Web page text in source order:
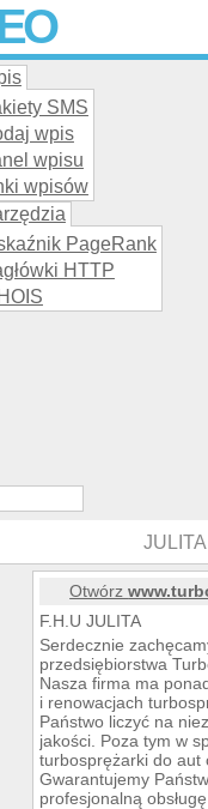
–
darmo!
SMS
wpis
wpisu
wpisów
PageRank
HTTP
Otwórz
F.H.U JULITA
Serdecznie
przedsiębiorstwa
Nasza firma ma
i renowacjach
Państwo liczyć na
jakości. Poza tym w
turbosprężarki do aut
Gwarantujemy
profesjonalną